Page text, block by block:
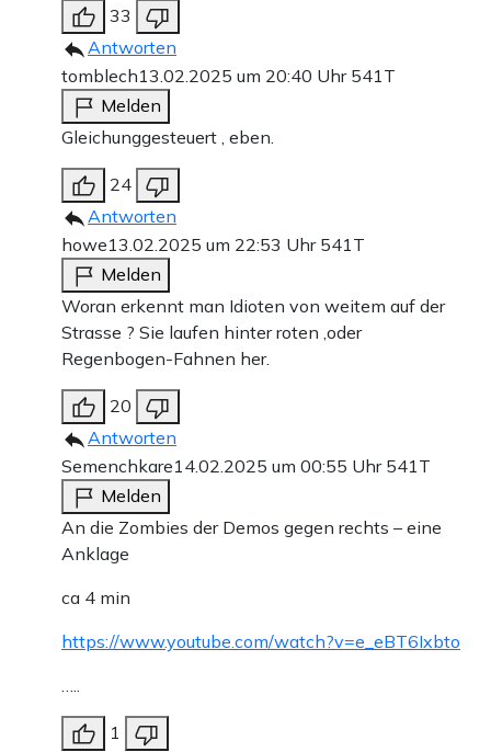
33
Antworten
tomblech13.02.2025 um 20:40 Uhr 541T
Melden
Gleichunggesteuert , eben.
24
Antworten
howe13.02.2025 um 22:53 Uhr 541T
Melden
Woran erkennt man Idioten von weitem auf der
Strasse ? Sie laufen hinter roten ,oder
Regenbogen-Fahnen her.
20
Antworten
Semenchkare14.02.2025 um 00:55 Uhr 541T
Melden
An die Zombies der Demos gegen rechts – eine
Anklage
ca 4 min
https://www.youtube.com/watch?v=e_eBT6Ixbto
…..
1